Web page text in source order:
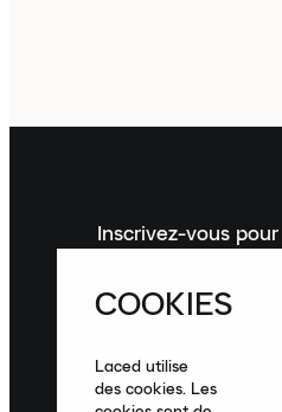
Inscrivez-vous
Inscrivez-vous à la
dernières
recommandations
COOKIES
Laced utilise
des cookies. Les